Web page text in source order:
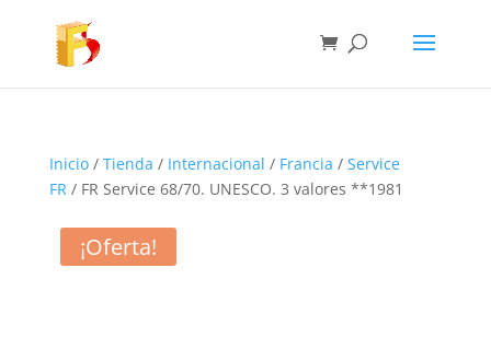
Inicio/ Tienda / Internacional / Francia / Service
FR/ FR Service 68/70. UNESCO. 3 valores **1981
¡Oferta!